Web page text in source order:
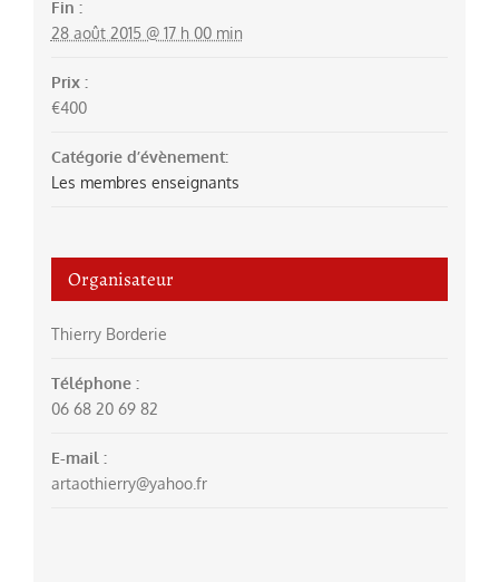
Fin :
28 août 2015 @ 17 h 00 min
Prix :
€400
Catégorie d’évènement:
Les membres enseignants
Organisateur
Thierry Borderie
Téléphone :
06 68 20 69 82
E-mail :
artaothierry@yahoo.fr